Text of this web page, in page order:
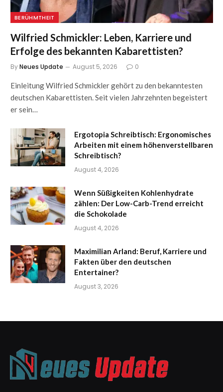
BERÜHMTHEIT
Wilfried Schmickler: Leben, Karriere und
Erfolge des bekannten Kabarettisten?
ByNeues Update August 5, 2026 0
Einleitung Wilfried Schmickler gehört zu den bekanntesten
deutschen Kabarettisten. Seit vielen Jahrzehnten begeistert
er sein…
Ergotopia Schreibtisch: Ergonomisches
Arbeiten mit einem höhenverstellbaren
Schreibtisch?
August 4, 2026
Wenn Süßigkeiten Kohlenhydrate
zählen: Der Low-Carb-Trend erreicht
die Schokolade
August 4, 2026
Maximilian Arland: Beruf, Karriere und
Fakten über den deutschen
Entertainer?
August 3, 2026